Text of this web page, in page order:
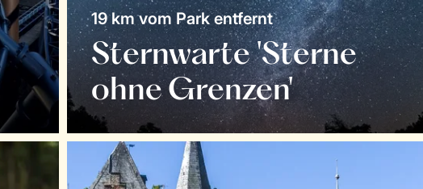
Sternwarte 'Sterne
ohne Grenzen'
19 km vom Park entfernt